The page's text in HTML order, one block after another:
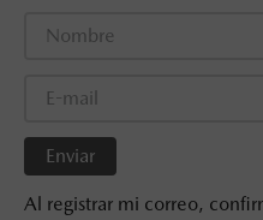
Enviar
Al registrar mi correo,